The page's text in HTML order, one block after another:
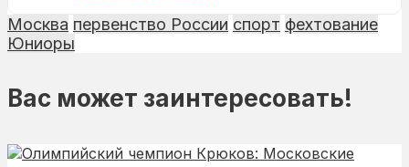
Москва первенство России спорт фехтование
Юниоры
Вас может заинтересовать!